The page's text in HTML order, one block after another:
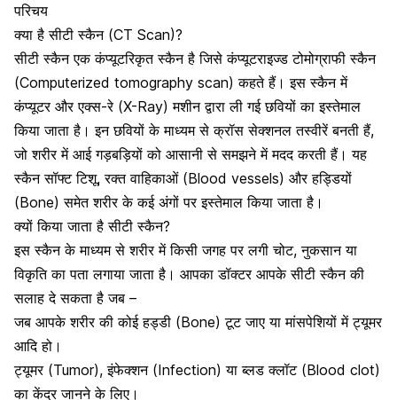
परिचय
क्या है सीटी स्कैन (CT Scan)?
सीटी स्कैन एक कंप्यूटरिकृत स्कैन है जिसे कंप्यूटराइज्ड टोमोग्राफी स्कैन
(Computerized tomography scan)कहते हैं। इस स्कैन में
कंप्यूटर और एक्स-रे (X-Ray) मशीन द्वारा ली गई छवियों का इस्तेमाल
किया जाता है। इन छवियों के माध्यम से क्रॉस सेक्शनल तस्वीरें बनती हैं,
जो शरीर में आई गड़बड़ियों को आसानी से समझने में मदद करती हैं। यह
स्कैन सॉफ्ट टिशू, रक्त वाहिकाओं (Blood vessels) और हड्डियों
(Bone) समेत शरीर के कई अंगों पर इस्तेमाल किया जाता है।
क्यों किया जाता है सीटी स्कैन?
इस स्कैन के माध्यम से शरीर में किसी जगह पर लगी चोट, नुकसान या
विकृति का पता लगाया जाता है। आपका डॉक्टर आपके सीटी स्कैन की
सलाह दे सकता है जब –
जब आपके शरीर की कोईहड्डी (Bone) टूट जाए या मांसपेशियों में ट्यूमर
आदि हो।
ट्यूमर (Tumor), इंफेक्शन (Infection) या ब्लड क्लॉट (Blood clot)
का केंद्र जानने के लिए।